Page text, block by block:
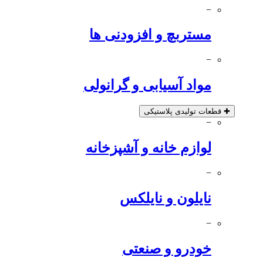
−
مستربچ و افزودنی ها
−
مواد آسیابی و گرانولی
✚ قطعات تولیدی پلاستیکی
−
لوازم خانه و آشپزخانه
−
نایلون و نایلکس
−
خودرو و صنعتی